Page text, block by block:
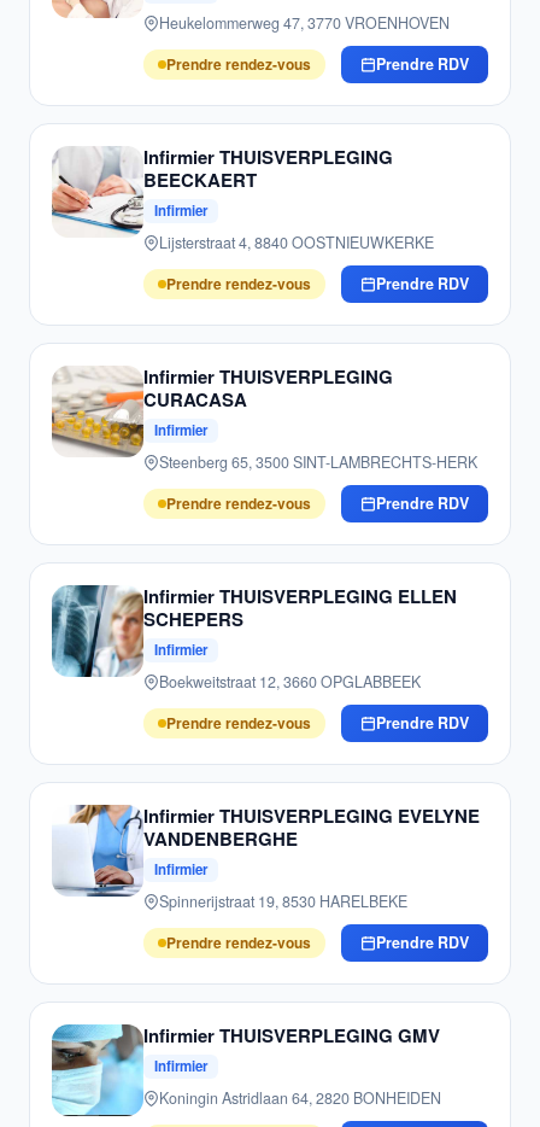
Heukelommerweg 47, 3770 VROENHOVEN
Prendre rendez-vous
Prendre RDV
Infirmier THUISVERPLEGING
BEECKAERT
Infirmier
Lijsterstraat 4, 8840 OOSTNIEUWKERKE
Prendre rendez-vous
Prendre RDV
Infirmier THUISVERPLEGING
CURACASA
Infirmier
Steenberg 65, 3500 SINT-LAMBRECHTS-HERK
Prendre rendez-vous
Prendre RDV
Infirmier THUISVERPLEGING ELLEN
SCHEPERS
Infirmier
Boekweitstraat 12, 3660 OPGLABBEEK
Prendre rendez-vous
Prendre RDV
Infirmier THUISVERPLEGING EVELYNE
VANDENBERGHE
Infirmier
Spinnerijstraat 19, 8530 HARELBEKE
Prendre rendez-vous
Prendre RDV
Infirmier THUISVERPLEGING GMV
Infirmier
Koningin Astridlaan 64, 2820 BONHEIDEN